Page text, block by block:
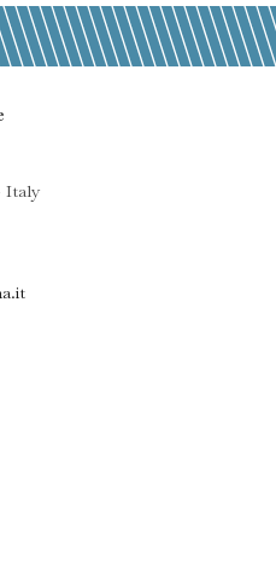
Italy